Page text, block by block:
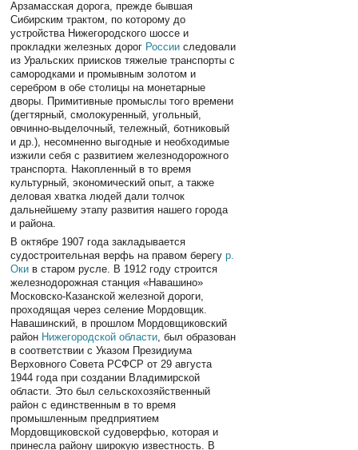
Арзамасская дорога, прежде бывшая
Сибирским трактом, по которому до
устройства Нижегородского шоссе и
прокладки железных дорог России следовали
из Уральских приисков тяжелые транспорты с
самородками и промывным золотом и
серебром в обе столицы на монетарные
дворы. Примитивные промыслы того времени
(дегтярный, смолокуренный, угольный,
овчинно-выделочный, тележный, ботниковый
и др.), несомненно выгодные и необходимые
изжили себя с развитием железнодорожного
транспорта. Накопленный в то время
культурный, экономический опыт, а также
деловая хватка людей дали толчок
дальнейшему этапу развития нашего города
и района.
В октябре 1907 года закладывается
судостроительная верфь на правом берегур.
Оки в старом русле. В 1912 году строится
железнодорожная станция «Навашино»
Московско-Казанской железной дороги,
проходящая через селение Мордовщик.
Навашинский, в прошлом Мордовщиковский
район Нижегородской области, был образован
в соответствии с Указом Президиума
Верховного Совета РСФСР от 29 августа
1944 года при создании Владимирской
области. Это был сельскохозяйственный
район с единственным в то время
промышленным предприятием
Мордовщиковской судоверфью, которая и
принесла району широкую известность. В